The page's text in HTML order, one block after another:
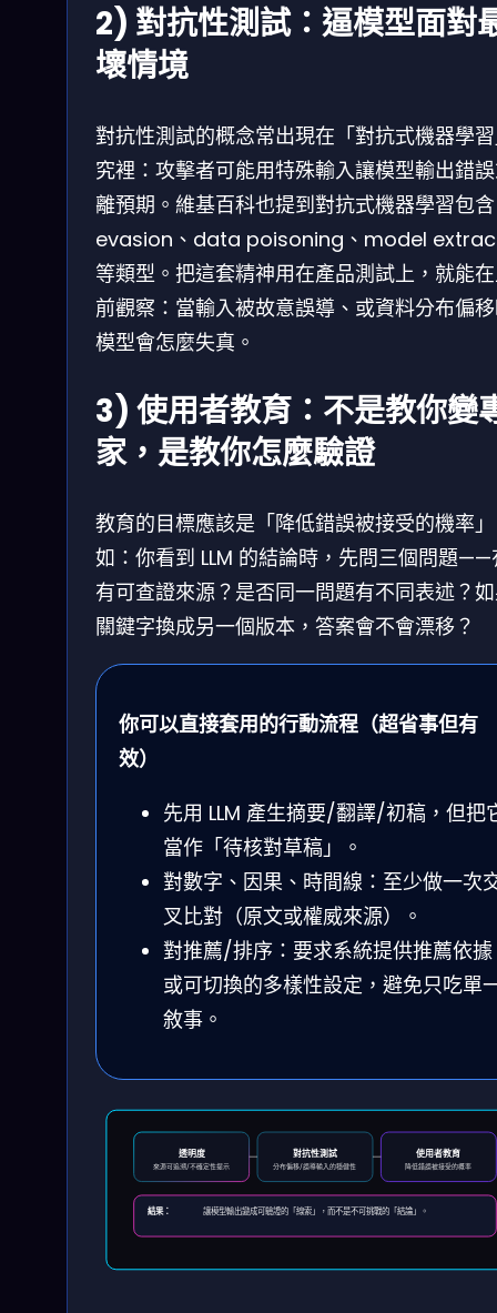
2) 對抗性測試：逼模型面對
壞情境
對抗性測試的概念常出現在「對抗式機器學
究裡：攻擊者可能用特殊輸入讓模型輸出錯
離預期。維基百科也提到對抗式機器學習包含
evasion、data poisoning、model
等類型。把這套精神用在產品測試上，就能
前觀察：當輸入被故意誤導、或資料分布偏
模型會怎麼失真。
3) 使用者教育：不是教你變
家，是教你怎麼驗證
教育的目標應該是「降低錯誤被接受的機率
如：你看到 LLM 的結論時，先問三個問題——
有可查證來源？是否同一問題有不同表述？
關鍵字換成另一個版本，答案會不會漂移？
你可以直接套用的行動流程（超省事但有
效）
先用 LLM 產生摘要/翻譯/初稿，但把
當作「待核對草稿」。
對數字、因果、時間線：至少做一次
叉比對（原文或權威來源）。
對推薦/排序：要求系統提供推薦依據
或可切換的多樣性設定，避免只吃單
敘事。
透明度
來源可追溯/不確定性提示
對抗性測試
分布偏移/誤導輸入的穩健性
使用者教育
降低錯誤被接受的概率
結果： 讓模型輸出變成可驗證的「線索」，而不是不可挑戰的「結論」。